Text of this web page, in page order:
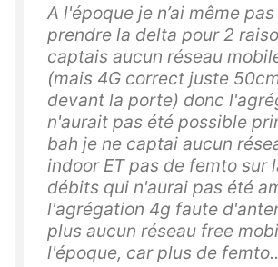
A l'époque je n’ai même
prendre la delta pour 2
captais aucun réseau
(mais 4G correct juste
devant la porte) donc
n'aurait pas été possible
bah je ne captai aucun
indoor ET pas de femto sur
débits qui n'aurai pas été
l'agrégation 4g faute
plus aucun réseau free
l'époque, car plus de